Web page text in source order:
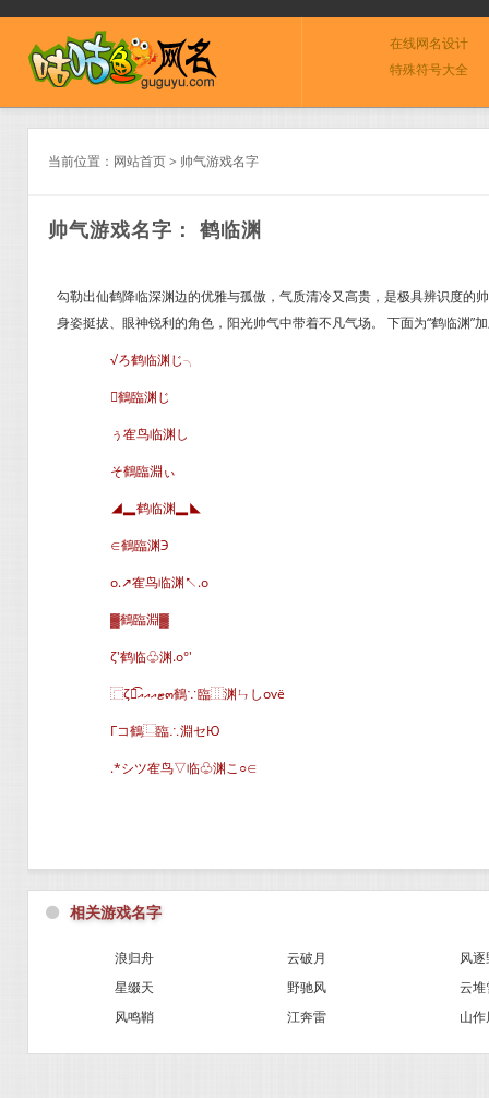
在线网名设计
特殊符号大全
当前位置： 网站首页> 帅气游戏名字
帅气游戏名字： 鹤临渊
勾勒出仙鹤降临深渊边的优雅与孤傲，气质清冷又高贵，是极具辨识度的
身姿挺拔、眼神锐利的角色，阳光帅气中带着不凡气场。 下面为“鹤临渊”
√ろ鹤临渊じ╮
鶴臨渊じ
ぅ隺鸟临渊し
そ鶴臨淵ぃ
◢▂鹤临渊▂◣
∈鶴臨渊Э
o.↗隺鸟临渊↖.o
▓鶴臨淵▓
ζ′鹤临♧渊.o°′
⿸ζั͡ޓއއއ๓鶴∵臨⿲渊ㄣしovё
Гコ鶴⿺臨∴淵セЮ
.*シツ隺鸟▽临♧渊こ○∈
⚫ 相关游戏名字
浪归舟 云破月
风逐
星缀天
野驰风
云堆
风鸣鞘
江奔雷 山作